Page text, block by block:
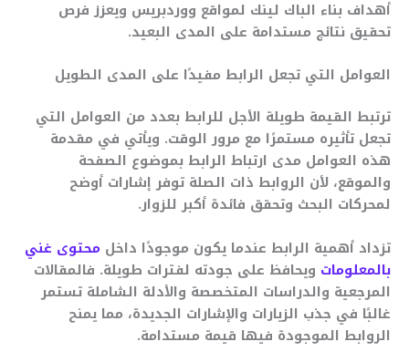
أهداف بناء الباك لينك لمواقع ووردبريس ويعزز فرص
تحقيق نتائج مستدامة على المدى البعيد.
العوامل التي تجعل الرابط مفيدًا على المدى الطويل
ترتبط القيمة طويلة الأجل للرابط بعدد من العوامل التي
تجعل تأثيره مستمرًا مع مرور الوقت. ويأتي في مقدمة
هذه العوامل مدى ارتباط الرابط بموضوع الصفحة
والموقع، لأن الروابط ذات الصلة توفر إشارات أوضح
لمحركات البحث وتحقق فائدة أكبر للزوار.
تزداد أهمية الرابط عندما يكون موجودًا داخل محتوى غني
بالمعلومات ويحافظ على جودته لفترات طويلة. فالمقالات
المرجعية والدراسات المتخصصة والأدلة الشاملة تستمر
غالبًا في جذب الزيارات والإشارات الجديدة، مما يمنح
الروابط الموجودة فيها قيمة مستدامة.